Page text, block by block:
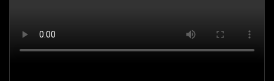
تغطيات